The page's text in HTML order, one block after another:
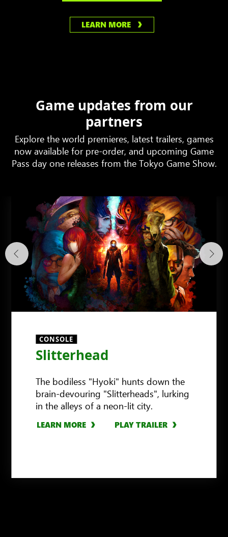
LEARN MORE
Game updates from our
partners
Explore the world premieres, latest trailers, games
now available for pre-order, and upcoming Game
Pass day one releases from the Tokyo Game Show.
CONSOLE
Slitterhead
The bodiless "Hyoki" hunts down the
brain-devouring "Slitterheads", lurking
in the alleys of a neon-lit city.
LEARN MORE PLAY TRAILER